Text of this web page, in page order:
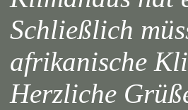
Schließlich
afrikanische
Herzliche